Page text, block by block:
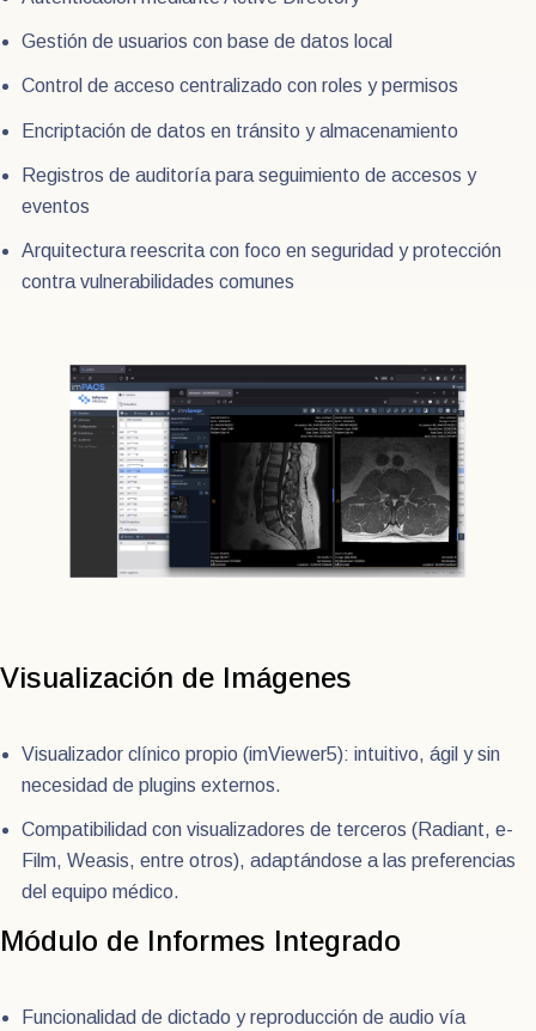
Gestión de usuarios con base de datos local
Control de acceso centralizado con roles y permisos
Encriptación de datos en tránsito y almacenamiento
Registros de auditoría para seguimiento de accesos y
eventos
Arquitectura reescrita con foco en seguridad y protección
contra vulnerabilidades comunes
Visualización de Imágenes
Visualizador clínico propio (imViewer5): intuitivo, ágil y sin
necesidad de plugins externos.
Compatibilidad con visualizadores de terceros (Radiant, e-
Film, Weasis, entre otros), adaptándose a las preferencias
del equipo médico.
Módulo de Informes Integrado
Funcionalidad de dictado y reproducción de audio vía